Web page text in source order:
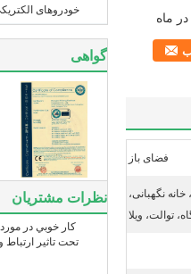
خودروهای
گواهی
نظرات مشتریان
کار خوبي در
تحت تاثير
فضای باز
نگهبانی،
توالت، ویلا